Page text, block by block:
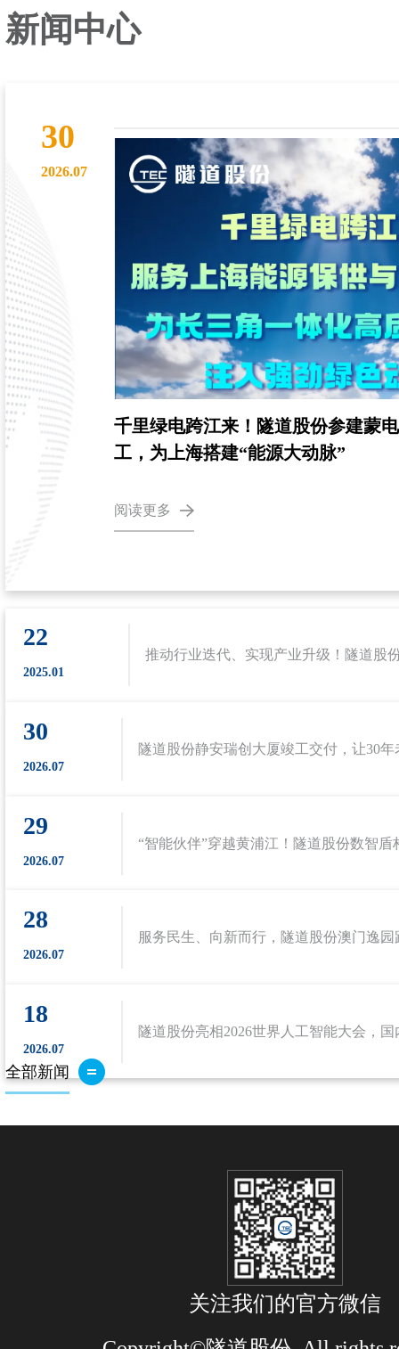
新闻中心
30
2026.07
千里绿电跨江来！隧道股份参建蒙
工，为上海搭建“能源大动脉”
阅读更多
22
2025.01
30
2026.07
29
2026.07
28
2026.07
18
2026.07
全部新闻
关注我们的官方微信